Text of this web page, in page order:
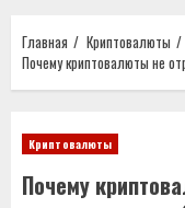
Главная
Криптовалюты
Почему криптовалюты не
Криптовалюты
Почему